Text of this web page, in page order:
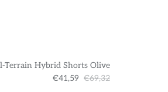
Terrain Hybrid Shorts Olive
€41,59 €69,32